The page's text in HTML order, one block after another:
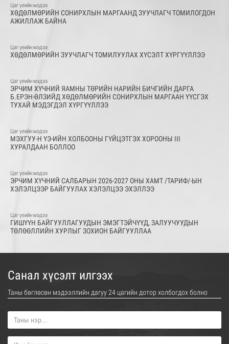
Цаг үеийн мэдээ
ХӨДӨЛМӨРИЙН СОНИРХЛЫН МАРГААНД ЗУУЧЛАГЧ ТОМИЛОГДОН
АЖИЛЛАЖ БАЙНА
Цаг үеийн мэдээ
ХӨДӨЛМӨРИЙН ЗУУЧЛАГЧ ТОМИЛУУЛАХ ХҮСЭЛТ ХҮРГҮҮЛЛЭЭ
Цаг үеийн мэдээ
ЭРЧИМ ХҮЧНИЙ ЯАМНЫ ТӨРИЙН НАРИЙН БИЧГИЙН ДАРГА
Б.ЕРЭН-ӨЛЗИЙД ХӨДӨЛМӨРИЙН СОНИРХЛЫН МАРГААН ҮҮСГЭХ
ТУХАЙ МЭДЭГДЭЛ ХҮРГҮҮЛЛЭЭ
Цаг үеийн мэдээ
МЭХГУУ-Н ҮЭ-ИЙН ХОЛБООНЫ ГҮЙЦЭТГЭХ ХОРООНЫ III
ХУРАЛДААН БОЛЛОО
Цаг үеийн мэдээ
ЭРЧИМ ХҮЧНИЙ САЛБАРЫН 2026-2027 ОНЫ ХАМТ /ТАРИФ/-ЫН
ХЭЛЭЛЦЭЭР БАЙГУУЛАХ ХЭЛЭЛЦЭЭ ЭХЭЛЛЭЭ
Цаг үеийн мэдээ
ГИШҮҮН БАЙГУУЛЛАГУУДЫН ЭМЭГТЭЙЧҮҮД, ЗАЛУУЧУУДЫН
ТӨЛӨӨЛЛИЙН ХУРЛЫГ ЗОХИОН БАЙГУУЛЛАА
Санал хүсэлт илгээх
Таны бөглөсөн мэдээллийн дагуу 24 цагийн дотор холбогдох болно